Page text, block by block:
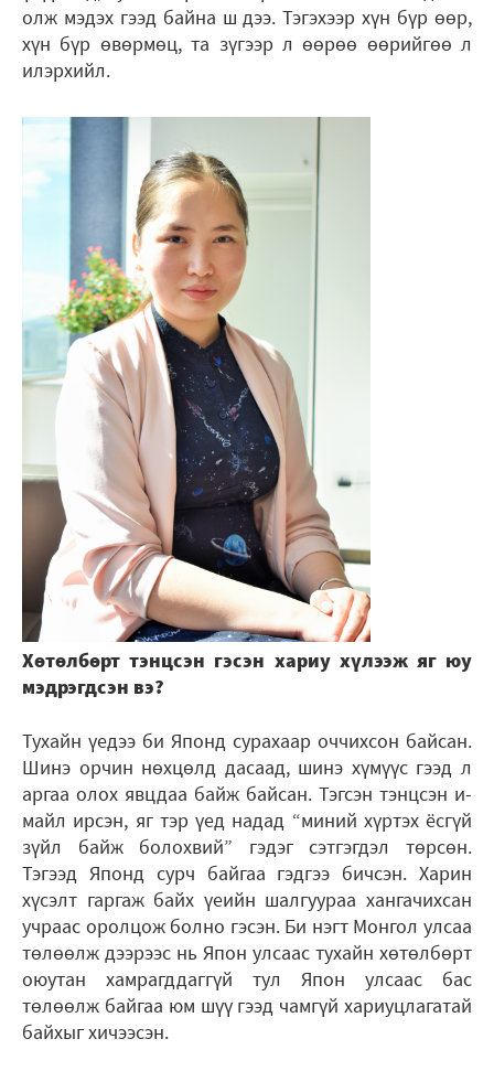
олж мэдэх гээд байна ш дээ. Тэгэхээр хүн бүр өөр,
хүн бүр өвөрмөц, та зүгээр л өөрөө өөрийгөө л
илэрхийл.
Хөтөлбөрт тэнцсэн гэсэн хариу хүлээж яг юу
мэдрэгдсэн вэ?
Тухайн үедээ би Японд сурахаар оччихсон байсан.
Шинэ орчин нөхцөлд дасаад, шинэ хүмүүс гээд л
аргаа олох явцдаа байж байсан. Тэгсэн тэнцсэн и-
майл ирсэн, яг тэр үед надад “миний хүртэх ёсгүй
зүйл байж болохвий” гэдэг сэтгэгдэл төрсөн.
Тэгээд Японд сурч байгаа гэдгээ бичсэн. Харин
хүсэлт гаргаж байх үеийн шалгуураа хангачихсан
учраас оролцож болно гэсэн. Би нэгт Монгол улсаа
төлөөлж дээрээс нь Япон улсаас тухайн хөтөлбөрт
оюутан хамрагддаггүй тул Япон улсаас бас
төлөөлж байгаа юм шүү гээд чамгүй хариуцлагатай
байхыг хичээсэн.